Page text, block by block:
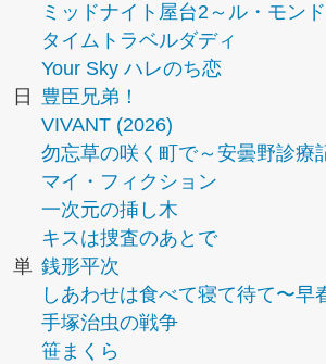
ミッドナイト屋台2～ル・モン
タイムトラベルダディ
Your Sky ハレのち恋
日
豊臣兄弟！
VIVANT (2026)
勿忘草の咲く町で～安曇野診療
マイ・フィクション
一次元の挿し木
キスは捜査のあとで
単 銭形平次
しあわせは食べて寝て待て〜早
手塚治虫の戦争
笹まくら